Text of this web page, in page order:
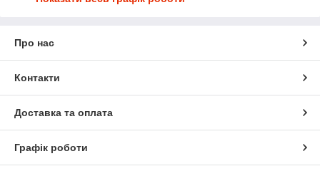
Про нас
Контакти
Доставка та оплата
Графік роботи